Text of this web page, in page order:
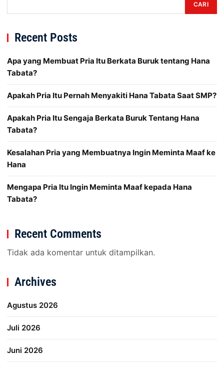
CARI
Recent Posts
Apa yang Membuat Pria Itu Berkata Buruk tentang Hana
Tabata?
Apakah Pria Itu Pernah Menyakiti Hana Tabata Saat SMP?
Apakah Pria Itu Sengaja Berkata Buruk Tentang Hana
Tabata?
Kesalahan Pria yang Membuatnya Ingin Meminta Maaf ke
Hana
Mengapa Pria Itu Ingin Meminta Maaf kepada Hana
Tabata?
Recent Comments
Tidak ada komentar untuk ditampilkan.
Archives
Agustus 2026
Juli 2026
Juni 2026